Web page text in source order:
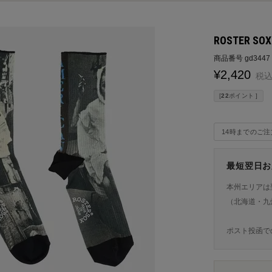
ROSTER
商品番号 gd3447
¥2,420 税込
[22ポイント ]
14時までのご
最短翌日
本州エリア
（北海道・
ポスト投函